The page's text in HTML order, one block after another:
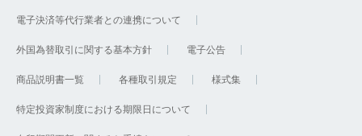
電子決済等代行業者との連携について
外国為替取引に関する基本方針 電子公告
商品説明書一覧 各種取引規定 様式集
特定投資家制度における期限日について